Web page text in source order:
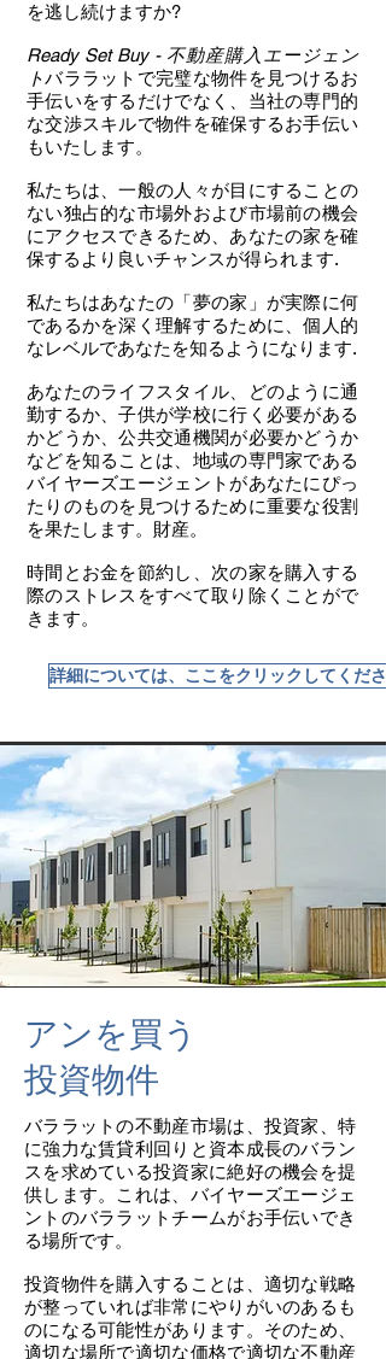
を逃し続けますか?
Ready Set Buy - 不動産購入エージェン
トバララットで完璧な物件を見つけるお
手伝いをするだけでなく、当社の専門的
な交渉スキルで物件を確保するお手伝い
もいたします。
私たちは、一般の人々が目にすることの
ない独占的な市場外および市場前の機会
にアクセスできるため、あなたの家を確
保するより良いチャンスが得られます.
私たちはあなたの「夢の家」が実際に何
であるかを深く理解するために、個人的
なレベルであなたを知るようになります.
あなたのライフスタイル、どのように通
勤するか、子供が学校に行く必要がある
かどうか、公共交通機関が必要かどうか
などを知ることは、地域の専門家である
バイヤーズエージェントがあなたにぴっ
たりのものを見つけるために重要な役割
を果たします。財産。
時間とお金を節約し、次の家を購入する
際のストレスをすべて取り除くことがで
きます。
詳細については、ここをクリックしてくださ
アンを買う
投資物件
バララットの不動産市場は、投資家、特
に強力な賃貸利回りと資本成長のバラン
スを求めている投資家に絶好の機会を提
供します。これは、バイヤーズエージェ
ントのバララットチームがお手伝いでき
る場所です。
投資物件を購入することは、適切な戦略
が整っていれば非常にやりがいのあるも
のになる可能性があります。そのため、
適切な場所で適切な価格で適切な不動産